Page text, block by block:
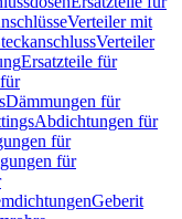
Verteiler mit
Verteiler
Ersatzteile für
Dämmungen für
Abdichtungen für
für
für
Geberit